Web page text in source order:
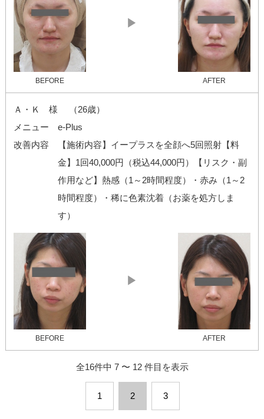
BEFORE
▶
AFTER
Ａ・Ｋ 様 （26歳）
メニュー
e-Plus
改善内容
【施術内容】イープラスを全顔へ5回照射【料
金】1回40,000円（税込44,000円）【リスク・副
作用など】熱感（1～2時間程度）・赤み（1～2
時間程度）・稀に色素沈着（お薬を処方しま
す）
BEFORE
▶
AFTER
全16件中 7 〜 12 件目を表示
1 2 3